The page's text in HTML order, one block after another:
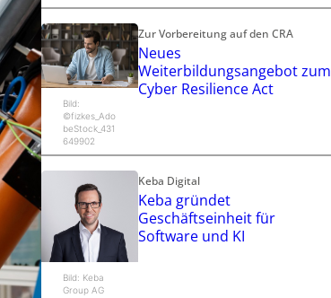
Bild:
©fizkes_Ado
beStock_431
649902
Zur Vorbereitung auf den CRA
Neues
Weiterbildungsangebot zum
Cyber Resilience Act
Bild: Keba
Group AG
Keba Digital
Keba gründet
Geschäftseinheit für
Software und KI